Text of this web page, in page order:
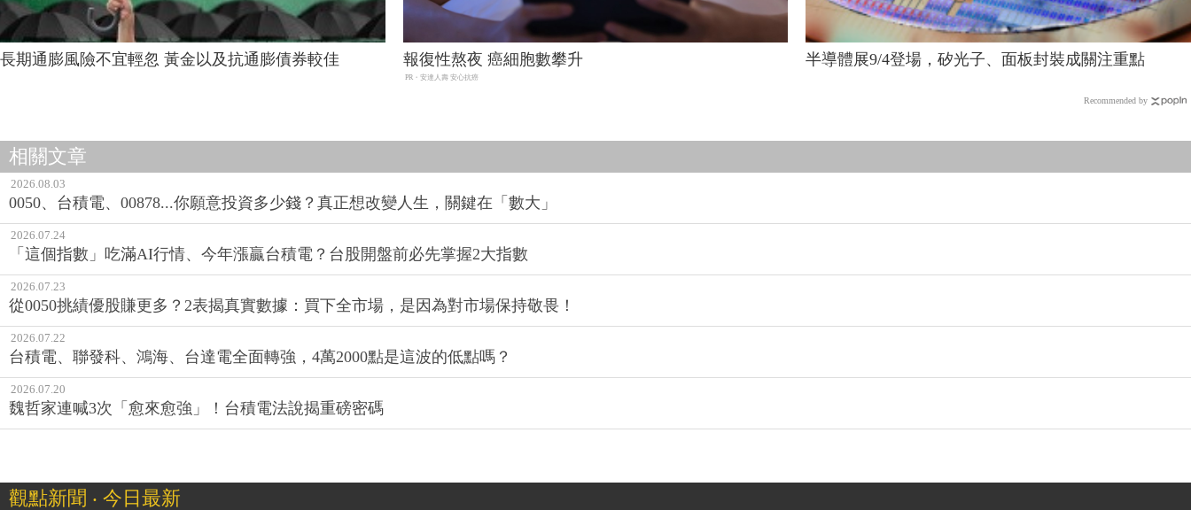
長期通膨風險不宜輕忽 黃金以及抗通膨債券較佳 報復性熬夜 癌細胞數攀升
PR・安達人壽 安心抗癌
半導體展9/4登場，矽光子、面板封裝成關注重點
Recommended by
相關文章
2026.08.03
0050、台積電、00878...你願意投資多少錢？真正想改變人生，關鍵在「數大」
2026.07.24
「這個指數」吃滿AI行情、今年漲贏台積電？台股開盤前必先掌握2大指數
2026.07.23
從0050挑績優股賺更多？2表揭真實數據：買下全市場，是因為對市場保持敬畏！
2026.07.22
台積電、聯發科、鴻海、台達電全面轉強，4萬2000點是這波的低點嗎？
2026.07.20
魏哲家連喊3次「愈來愈強」！台積電法說揭重磅密碼
觀點新聞 ‧ 今日最新